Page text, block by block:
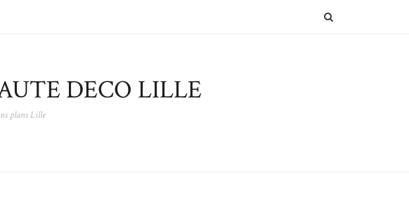
DECO LILLE
plans Lille